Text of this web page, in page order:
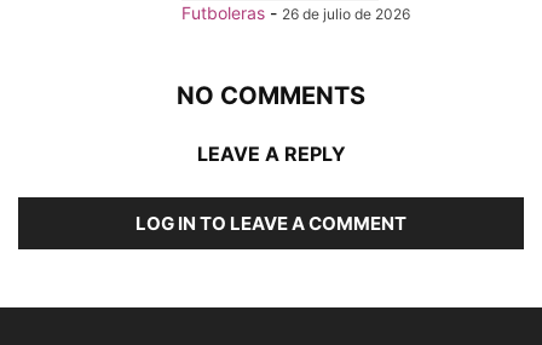
Futboleras - 26 de julio de 2026
NO COMMENTS
LEAVE A REPLY
LOG IN TO LEAVE A COMMENT